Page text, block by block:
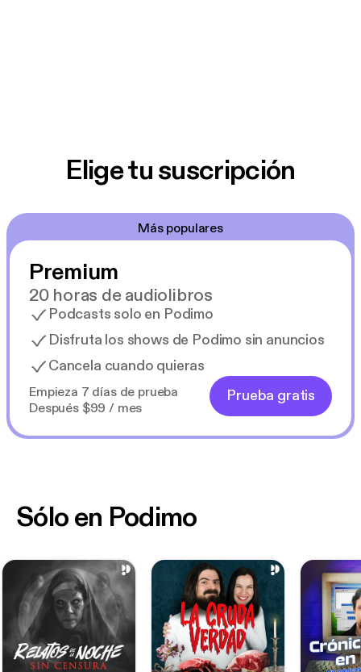
Elige tu suscripción
Más populares
Premium
20 horas de audiolibros
Podcasts solo en Podimo
Disfruta los shows de Podimo sin anuncios
Cancela cuando quieras
Empieza 7 días de prueba
Después $99 / mes
Prueba gratis
Sólo en Podimo